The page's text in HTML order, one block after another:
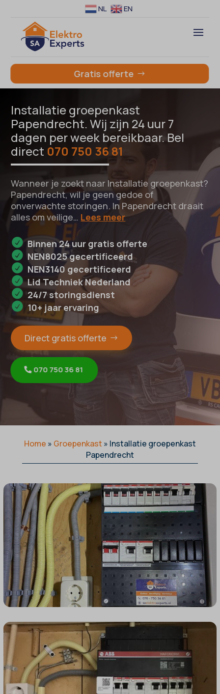
NL EN
Gratis offerte
Installatie groepenkast
Papendrecht. Wij zijn 24 uur 7
dagen per week bereikbaar. Bel
direct 070 750 36 81
Wanneer je zoekt naar Installatie groepenkast?
Papendrecht, wil je geen gedoe of
onverwachte storingen. In Papendrecht draait
alles om veilige… Lees meer
Binnen 24 uur gratis offerte
NEN8025 gecertificeerd
NEN3140 gecertificeerd
Lid Techniek Nederland
24/7 storingsdienst
10+ jaar ervaring
Direct gratis offerte
070 750 36 81
Home » Groepenkast » Installatie groepenkast
Papendrecht